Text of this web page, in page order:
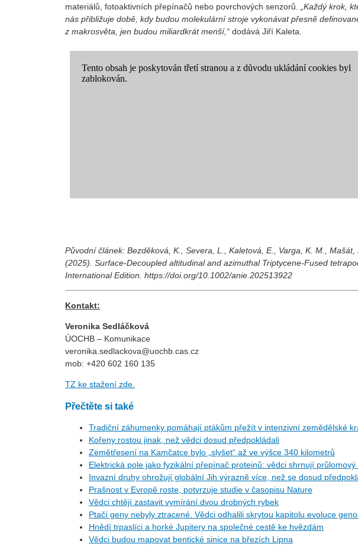
materiálů, fotoaktivních přepínačů nebo povrchových senzorů. „Každý krok,
nás přibližuje době, kdy budou molekulární stroje vykonávat přesně
z makrosvěta, jen budou miliardkrát menší,“ dodává Jiří Kaleta.
Původní článek: Bezděková, K., Severa, L., Kaletová, E., Varga, K. M.,
(2025). Surface‐Decoupled altitudinal and azimuthal Triptycene‐Fused
International Edition. https://doi.org/10.1002/anie.202513922
Kontakt:
Veronika Sedláčková
ÚOCHB – Komunikace
veronika.sedlackova@uochb.cas.cz
mob: +420 602 160 135
TZ ke stažení zde.
Přečtěte si také
Tradiční záhumenky pomáhají ptákům přežít v intenzivní zemědělské
Kořeny rostou jinak, než vědci dosud předpokládali
Zemětřesení na Kamčatce bylo „slyšet“ až ve výšce 340 kilometrů
Elektrická pole jako fyzikální přepínač proteinů: vědci shrnují průlomový
Invazní druhy ohrožují globální Jih výrazně více, než se dosud
Prašnost v Evropě roste, potvrzuje studie v časopisu Nature
Vědci chtějí zastavit vymírání dvou drobných rybek
Ptačí geny nebyly ztracené. Vědci odhalili skrytou kapitolu evoluce
Hnědí trpaslíci a horké Jupitery na společné cestě ke hvězdám
Vědci budou mapovat bentické sinice na březích Lipna